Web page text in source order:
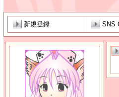
新規登録 SNS